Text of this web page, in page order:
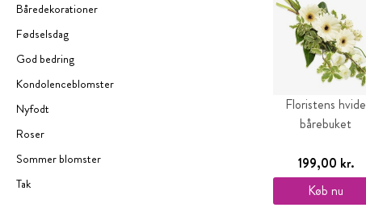
Båredekorationer
Fødselsdag
God bedring
Kondolenceblomster
Nyfodt
Roser
Sommer blomster
Tak
Floristens hvide
bårebuket
199,00 kr.
Køb nu